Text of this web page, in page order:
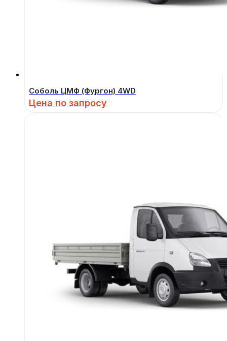
Соболь ЦМФ (Фургон) 4WD
Цена по запросу